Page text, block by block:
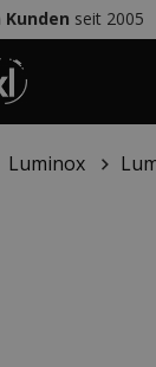
Kunden seit 2005
Luminox